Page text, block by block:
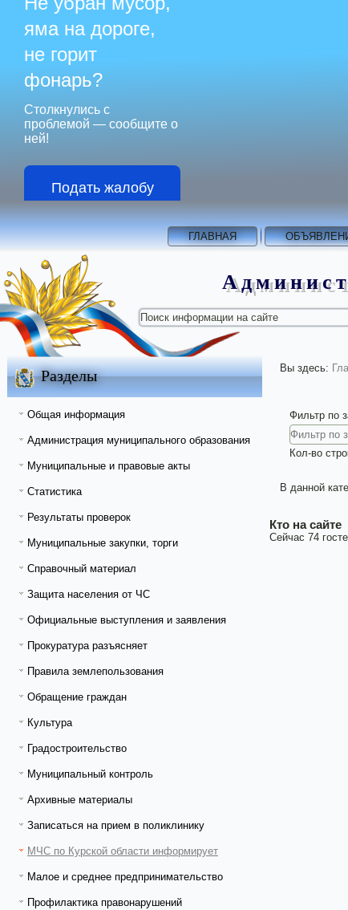
яма на дороге,
не горит
фонарь?
Столкнулись с
проблемой — сообщите о
ней!
Подать жалобу
ГЛАВНАЯ
Разделы
Общая информация
Администрация муниципального образования
Муниципальные и правовые акты
Статистика
Результаты проверок
Муниципальные закупки, торги
Справочный материал
Защита населения от ЧС
Официальные выступления и заявления
Прокуратура разъясняет
Правила землепользования
Обращение граждан
Культура
Градостроительство
Муниципальный контроль
Архивные материалы
Записаться на прием в поликлинику
МЧС по Курской области информирует
Малое и среднее предпринимательство
Профилактика правонарушений
Вы здесь:
Фильтр по
Кол-во
В данной
Кто на сайте
Сейчас 74